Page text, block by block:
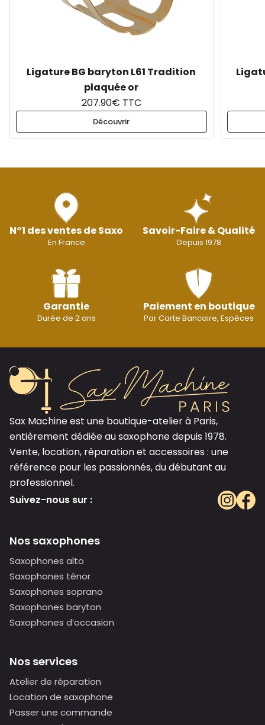
Ligature BG baryton L61 Tradition
plaquée or
207.90€ TTC
Découvrir
N°1 des ventes de Saxo
En France
Savoir-Faire & Qualité
Depuis 1978
Garantie
Durée de 2 ans
Paiement en boutique
Par Carte Bancaire, Espèces
Sax Machine est une boutique-atelier à Paris,
entièrement dédiée au saxophone depuis 1978.
Vente, location, réparation et accessoires : une
référence pour les passionnés, du débutant au
professionnel.
Suivez-nous sur :
Nos saxophones
Saxophones alto
Saxophones ténor
Saxophones soprano
Saxophones baryton
Saxophones d’occasion
Nos services
Atelier de réparation
Location de saxophone
Passer une commande